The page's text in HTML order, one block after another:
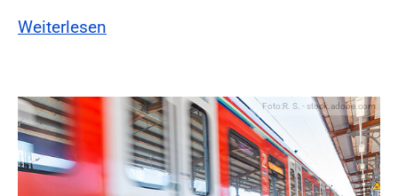
Weiterlesen
Foto:R. S. - stock.adobe.com